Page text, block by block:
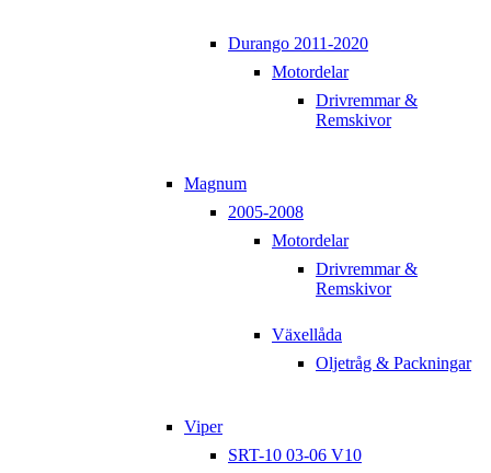
Durango 2011-2020
Motordelar
Drivremmar &
Remskivor
Magnum
2005-2008
Motordelar
Drivremmar &
Remskivor
Växellåda
Oljetråg & Packningar
Viper
SRT-10 03-06 V10